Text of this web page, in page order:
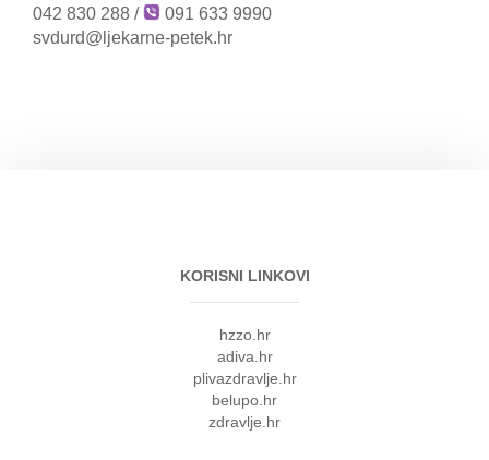
042 830 288 /
091 633 9990
svdurd@ljekarne-petek.hr
KORISNI LINKOVI
hzzo.hr
adiva.hr
plivazdravlje.hr
belupo.hr
zdravlje.hr